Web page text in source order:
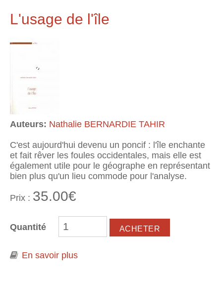
catastrophe maritime
L'usage de l'île
Auteurs: Nathalie BERNARDIE TAHIR
C'est aujourd'hui devenu un poncif : l'île enchante
et fait rêver les foules occidentales, mais elle est
également utile pour le géographe en représentant
bien plus qu'un lieu commode pour l'analyse.
Prix : 35.00€
Quantité
En savoir plus